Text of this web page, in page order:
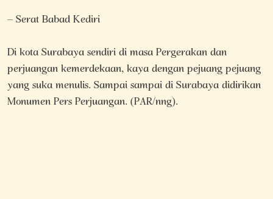
– Serat Babad Kediri
Di kota Surabaya sendiri di masa Pergerakan dan
perjuangan kemerdekaan, kaya dengan pejuang pejuang
yang suka menulis. Sampai sampai di Surabaya didirikan
Monumen Pers Perjuangan. (PAR/nng).